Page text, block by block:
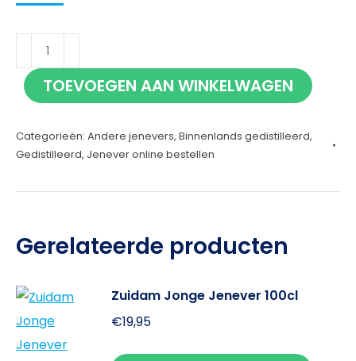
Stokerij
Twentse
Ketels
IPA
35cl
aantal
TOEVOEGEN AAN WINKELWAGEN
Categorieën: Andere jenevers, Binnenlands gedistilleerd,
Gedistilleerd, Jenever online bestellen
Gerelateerde producten
Zuidam Jonge Jenever 100cl
€19,95